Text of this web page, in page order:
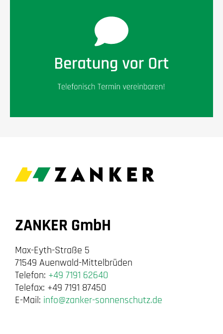
ZANKER GmbH
Max-Eyth-Straße 5
71549 Auenwald-Mittelbrüden
Telefon: +49 7191 62640
Telefax: +49 7191 87450
E-Mail: info@zanker-sonnenschutz.de